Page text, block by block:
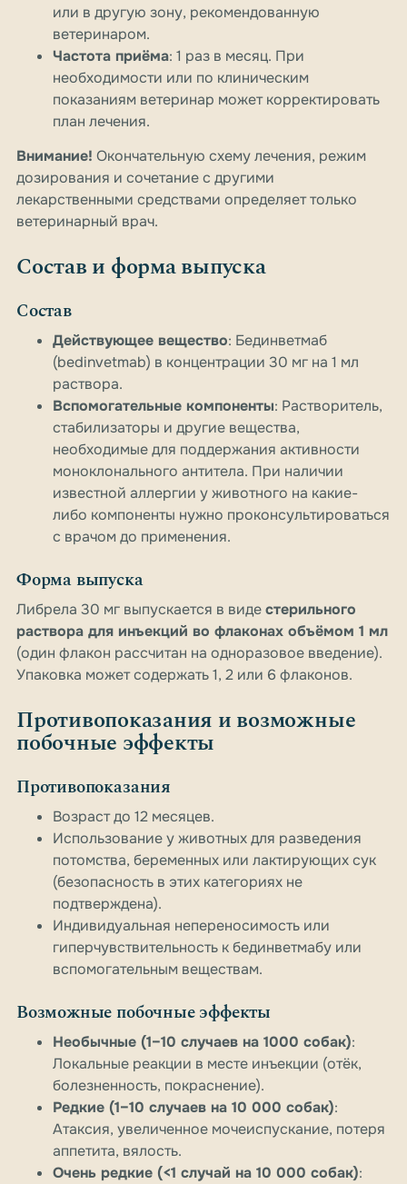
или в другую зону, рекомендованную
ветеринаром.
Частота приёма: 1 раз в месяц. При
необходимости или по клиническим
показаниям ветеринар может корректировать
план лечения.
Внимание! Окончательную схему лечения, режим
дозирования и сочетание с другими
лекарственными средствами определяет только
ветеринарный врач.
Состав и форма выпуска
Состав
Действующее вещество: Бединветмаб
(bedinvetmab) в концентрации 30 мг на 1 мл
раствора.
Вспомогательные компоненты: Растворитель,
стабилизаторы и другие вещества,
необходимые для поддержания активности
моноклонального антитела. При наличии
известной аллергии у животного на какие-
либо компоненты нужно проконсультироваться
с врачом до применения.
Форма выпуска
Либрела 30 мг выпускается в видестерильного
раствора для инъекций во флаконах объёмом 1 мл
(один флакон рассчитан на одноразовое введение).
Упаковка может содержать 1, 2 или 6 флаконов.
Противопоказания и возможные
побочные эффекты
Противопоказания
Возраст до 12 месяцев.
Использование у животных для разведения
потомства, беременных или лактирующих сук
(безопасность в этих категориях не
подтверждена).
Индивидуальная непереносимость или
гиперчувствительность к бединветмабу или
вспомогательным веществам.
Возможные побочные эффекты
Необычные (1–10 случаев на 1000 собак):
Локальные реакции в месте инъекции (отёк,
болезненность, покраснение).
Редкие (1–10 случаев на 10 000 собак):
Атаксия, увеличенное мочеиспускание, потеря
аппетита, вялость.
Очень редкие (<1 случай на 10 000 собак):